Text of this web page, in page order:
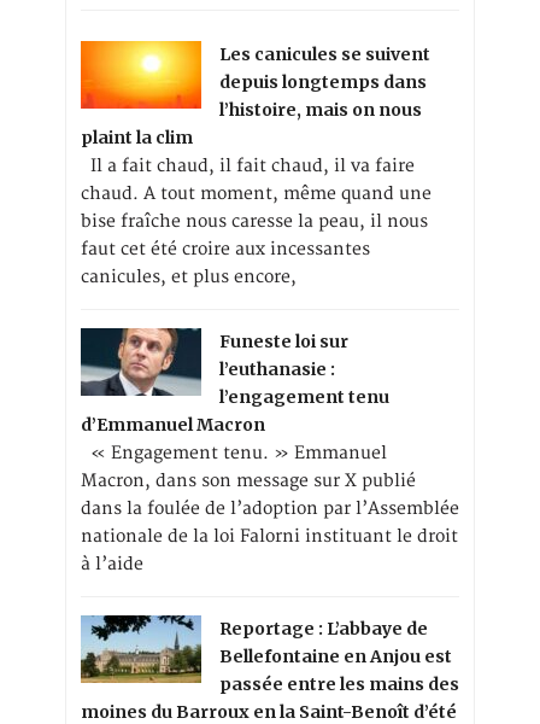
Les canicules se suivent
depuis longtemps dans
l’histoire, mais on nous
plaint la clim
Il a fait chaud, il fait chaud, il va faire
chaud. A tout moment, même quand une
bise fraîche nous caresse la peau, il nous
faut cet été croire aux incessantes
canicules, et plus encore,
Funeste loi sur
l’euthanasie :
l’engagement tenu
d’Emmanuel Macron
« Engagement tenu. » Emmanuel
Macron, dans son message sur X publié
dans la foulée de l’adoption par l’Assemblée
nationale de la loi Falorni instituant le droit
à l’aide
Reportage : L’abbaye de
Bellefontaine en Anjou est
passée entre les mains des
moines du Barroux en la Saint-Benoît d’été